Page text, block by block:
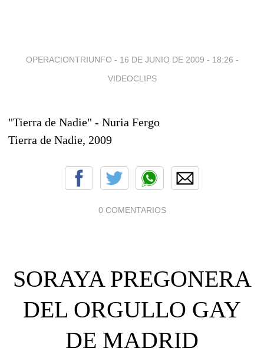
OPERACIONTRIUNFO - 16 DE JUNIO DE 2009 - 18:26 -
VIDEOCLIPS
"Tierra de Nadie" - Nuria Fergo
Tierra de Nadie, 2009
0 COMENTARIOS
SORAYA PREGONERA
DEL ORGULLO GAY
DE MADRID